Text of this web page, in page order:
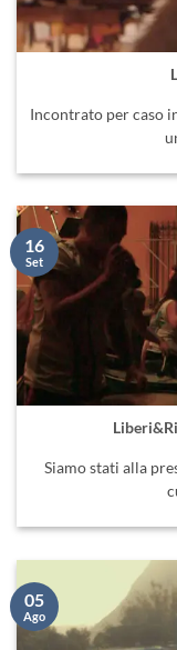
Incontrato per caso
Siamo stati alla
16
Set
05
Ago